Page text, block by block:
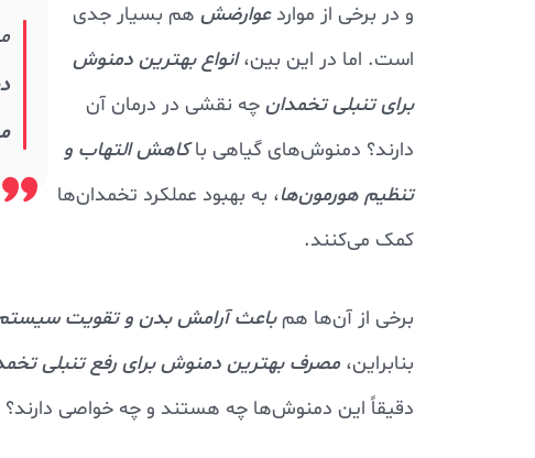
و در برخی از مواردعوارضش هم بسیار جدی
است. اما در این بین،انواع بهترین دمنوش
برای تنبلی تخمدان چه نقشی در درمان آن
دارند؟ دمنوش‌های گیاهی باکاهش التهاب و
تنظیم هورمون‌ها، به بهبود عملکرد تخمدان‌ها
کمک می‌کنند.
برخی از آن‌ها همباعث آرامش بدن و تقویت
بنابراین، مصرف بهترین دمنوش برای رفع تنبلی
دقیقاً این دمنوش‌ها چه هستند و چه خواصی دارند؟